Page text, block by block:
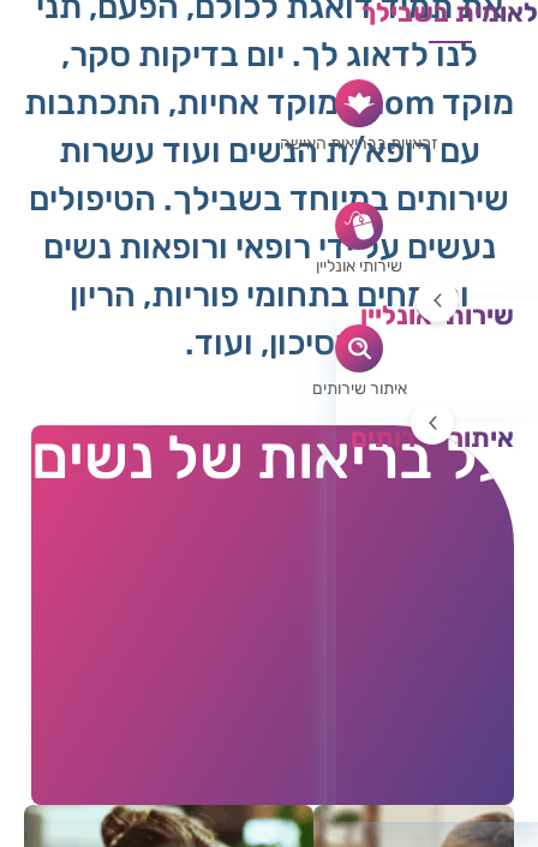
לאומית בשבילך
זכאויות בבריאות האישה
שירותי אונליין
שירותי אונליין
התכתבות עם גניקולוג/ית
טיפול רגשי
איתור שירותים
איתור שירותים
איתור גניקולוגים
מרכזי רפואה דחופה
מיון נשים
לנו לדאוג לך. יום בדיקות סקר,
מוקד mom, מוקד אחיות, התכתבות
עם רופא/ת הנשים ועוד עשרות
שירותים במיוחד בשבילך. הטיפולים
נעשים על ידי רופאי ורופאות נשים
ומומחים בתחומי פוריות, הריון
בסיכון, ועוד.
על בריאות של נשים